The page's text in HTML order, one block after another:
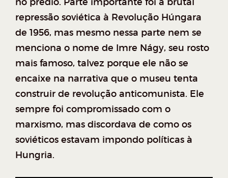
repressão soviética à Revolução Húngara
de 1956, mas mesmo nessa parte nem se
menciona o nome de Imre Nágy, seu rosto
mais famoso, talvez porque ele não se
encaixe na narrativa que o museu tenta
construir de revolução anticomunista. Ele
sempre foi compromissado com o
marxismo, mas discordava de como os
soviéticos estavam impondo políticas à
Hungria.